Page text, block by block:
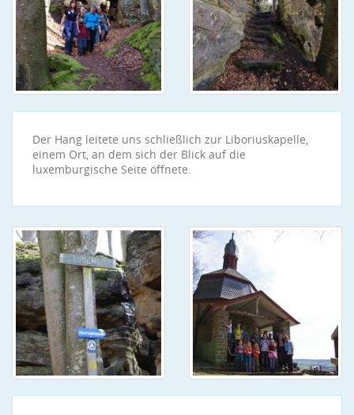
Der Hang leitete uns schließlich zur Liboriuskapelle,
einem Ort, an dem sich der Blick auf die
luxemburgische Seite öffnete.